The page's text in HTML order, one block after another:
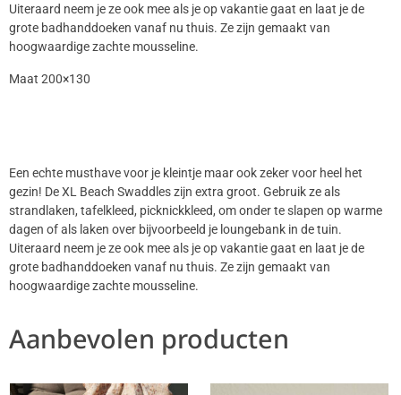
Uiteraard neem je ze ook mee als je op vakantie gaat en laat je de
grote badhanddoeken vanaf nu thuis. Ze zijn gemaakt van
hoogwaardige zachte mousseline.
Maat 200×130
Een echte musthave voor je kleintje maar ook zeker voor heel het
gezin! De XL Beach Swaddles zijn extra groot. Gebruik ze als
strandlaken, tafelkleed, picknickkleed, om onder te slapen op warme
dagen of als laken over bijvoorbeeld je loungebank in de tuin.
Uiteraard neem je ze ook mee als je op vakantie gaat en laat je de
grote badhanddoeken vanaf nu thuis. Ze zijn gemaakt van
hoogwaardige zachte mousseline.
Aanbevolen producten